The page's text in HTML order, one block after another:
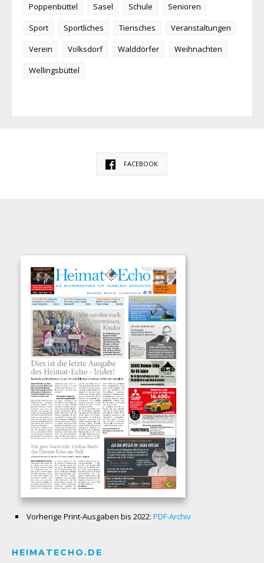
Poppenbüttel
Sasel Schule
Senioren
Sport
Sportliches Tierisches
Veranstaltungen
Verein
Volksdorf Walddörfer
Weihnachten
Wellingsbüttel
FACEBOOK
Vorherige Print-Ausgaben bis 2022: PDF-Archiv
HEIMATECHO.DE